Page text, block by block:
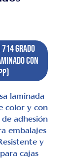
Grado
con
laminada
color y con
adhesión
embalajes
y
cajas